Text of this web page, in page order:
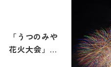
「うつのみや
花火大会」攻